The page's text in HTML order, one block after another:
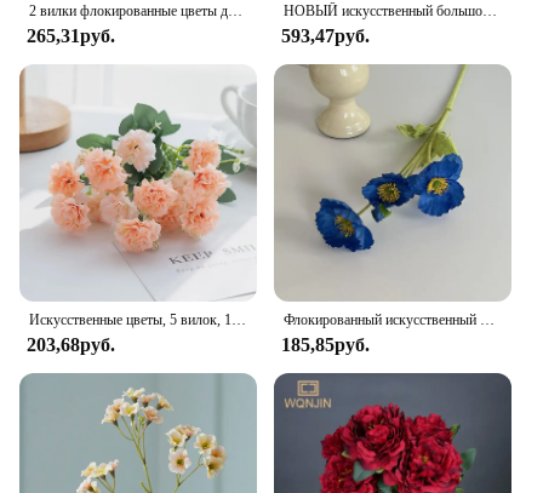
265,31руб.
НОВЫЙ искусственный большой цветок гортензии, длинная ветка, шелковые искусственные цветы для DIY, свадебный декор, домашний стол, цветочный день Святого Валентина
593,47руб.
203,68руб. 185,85руб.